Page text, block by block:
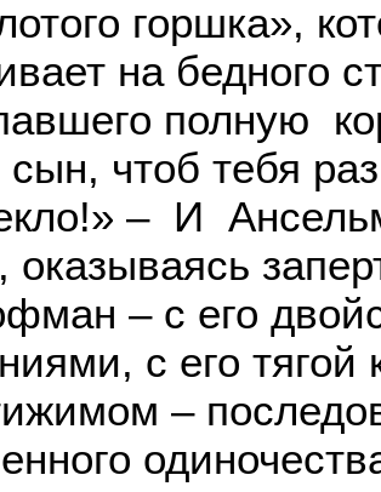
горшка»,
на бедного
полную
сын, чтоб тебя
– И
оказываясь
– с его
с его
–